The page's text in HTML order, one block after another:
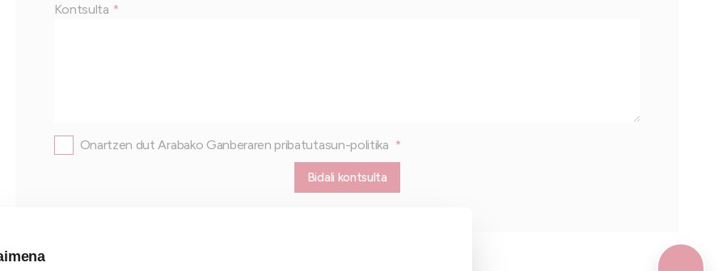
Kontsulta
Onartzen dut Arabako Ganberaren pribatutasun-politika
Bidali kontsulta